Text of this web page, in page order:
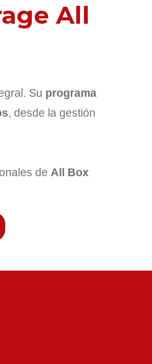
All
Su programa
, desde la gestión
de All Box